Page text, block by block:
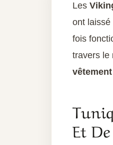
Les
ont laissé
fois
travers le
Et